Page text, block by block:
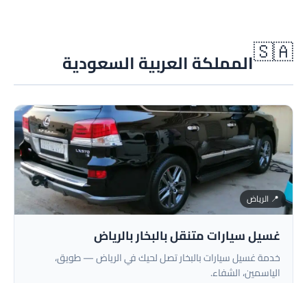
🇸🇦المملكة العربية السعودية
📍 الرياض
غسيل سيارات متنقل بالبخار بالرياض
خدمة غسيل سيارات بالبخار تصل لحيك في الرياض — طويق،
الياسمين، الشفاء.